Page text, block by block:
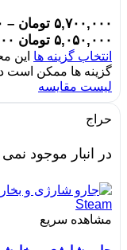
۵,۷۰۰,۰۰۰ تومان –
۵,۰۵۰,۰۰۰ تومان through ۵,۷۰۰,۰۰۰ تومان
انتخاب گزینه ها این
گزینه ها ممکن است
لیست مقایسه
حراج
در انبار موجود
مشاهده سریع